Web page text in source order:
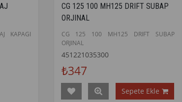
KAPAGI
CG 125 100 MH125 DRIFT SUBAP
ORJINAL
CG 125 100 MH125 DRIFT SUBAP
ORJINAL
451221035300
₺347
Sepete Ekle